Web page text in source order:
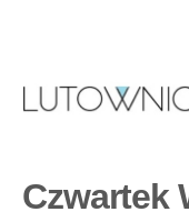
Czwartek